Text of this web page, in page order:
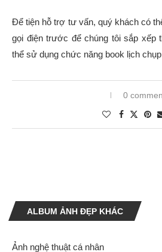
Để tiện hỗ trợ tư vấn, quý khách có
gọi điện trước để chúng tôi sắp xếp
thể sử dụng chức năng book lịch
0
ALBUM ẢNH ĐẸP KHÁC
Ảnh nghệ thuật cá nhân